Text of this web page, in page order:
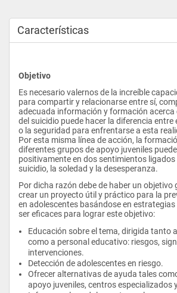
Características
Objetivo
Es necesario valernos de la increíble
para compartir y relacionarse entre sí,
adecuada información y formación acerca
del suicidio puede hacer la diferencia
o la seguridad para enfrentarse a esta
Por esta misma línea de acción, la
diferentes grupos de apoyo juveniles
positivamente en dos sentimientos ligados
suicidio, la soledad y la desesperanza.
Por dicha razón debe de haber un objetivo
crear un proyecto útil y práctico para la
en adolescentes basándose en
ser eficaces para lograr este objetivo:
Educación sobre el tema, dirigida tanto
como a personal educativo: riesgos,
intervenciones.
Detección de adolescentes en riesgo.
Ofrecer alternativas de ayuda tales
apoyo juveniles, centros especializados